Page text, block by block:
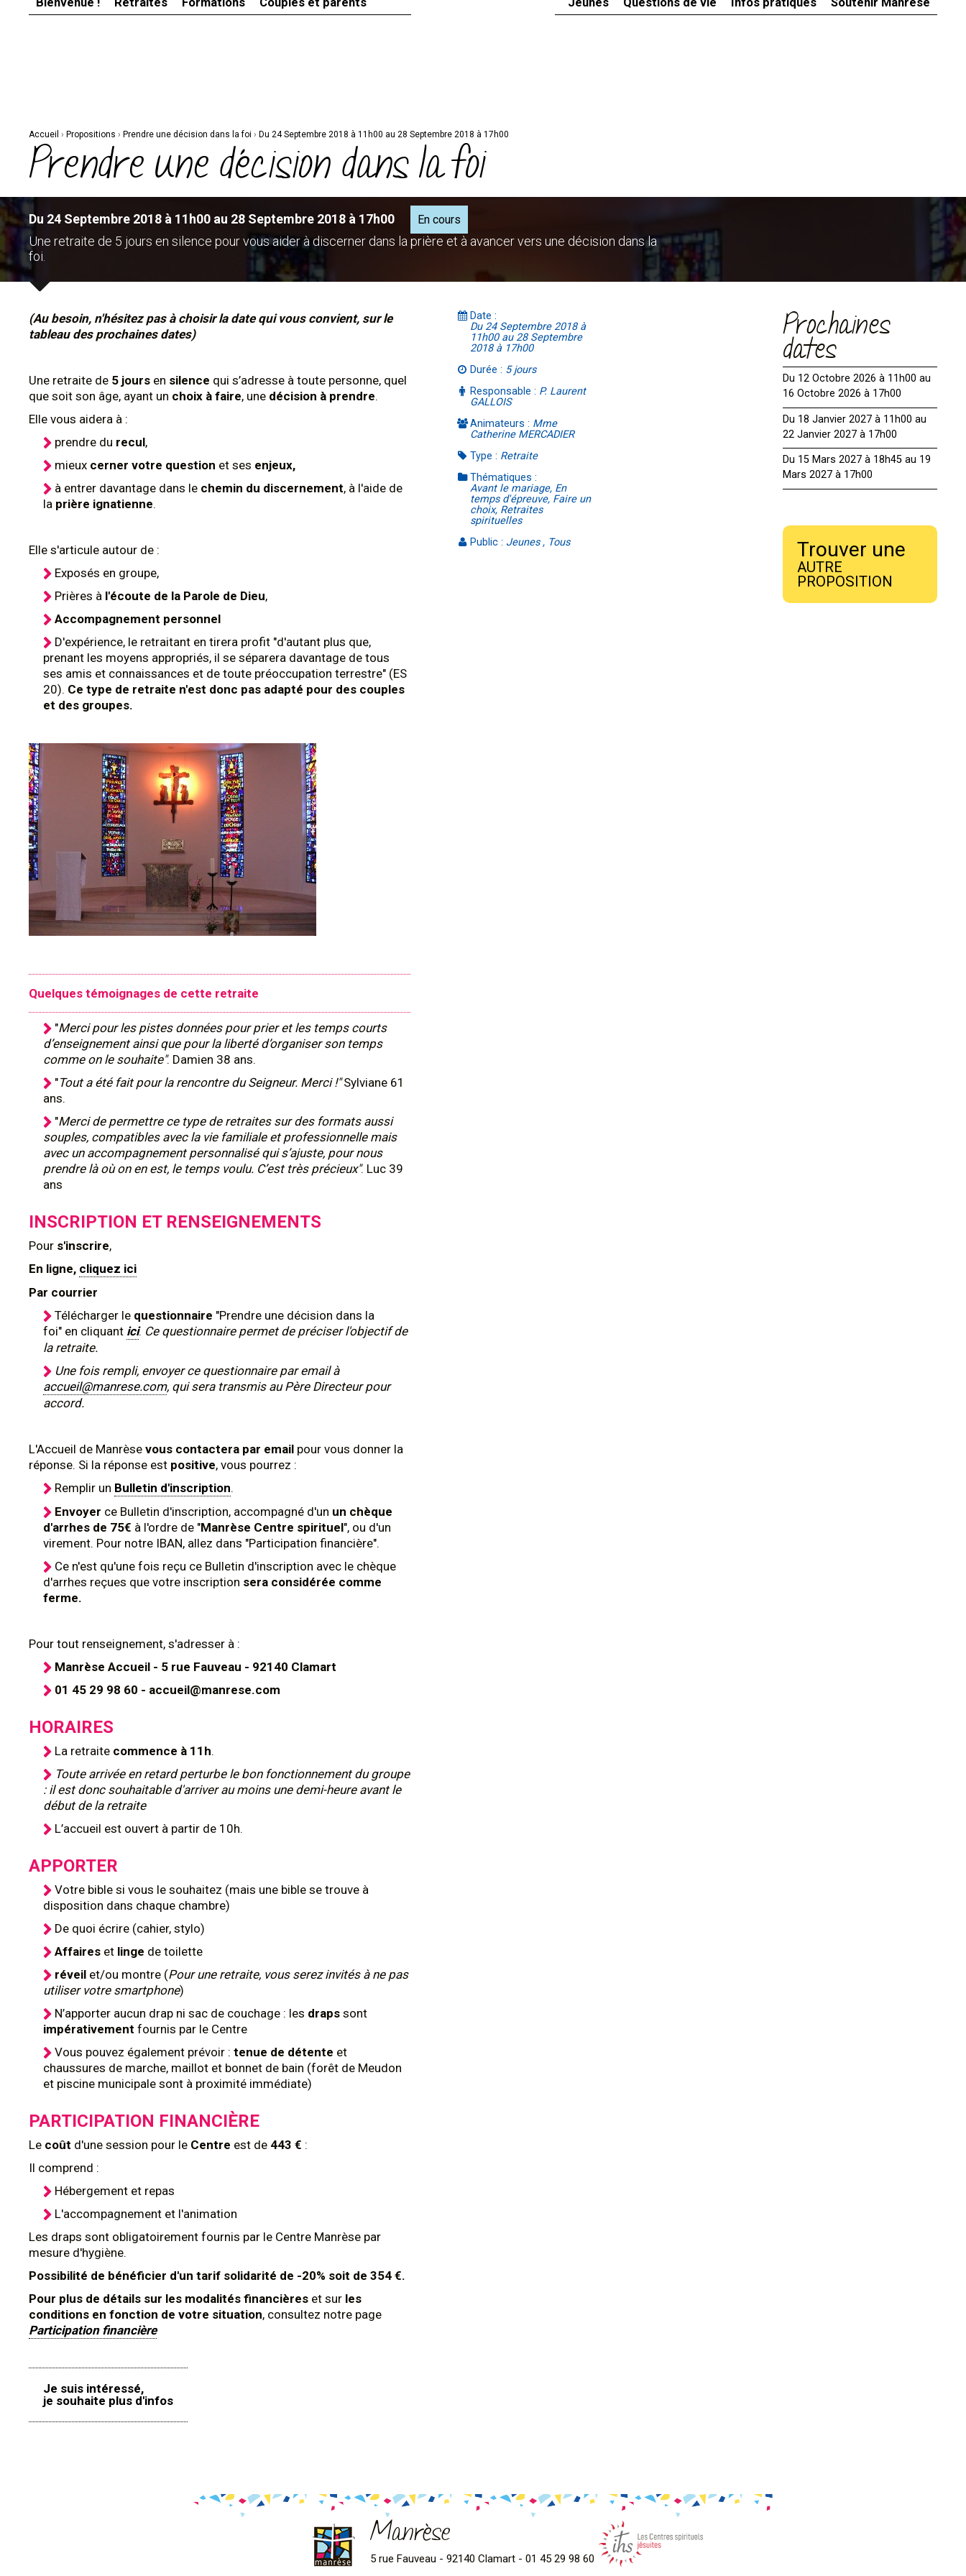
Accueil › Propositions › Prendre une décision dans la foi › Du 24 Septembre 2018 à 11h00 au 28 Septembre 2018 à 17h00
Prendre une décision dans la foi
Du 24 Septembre 2018 à 11h00 au 28 Septembre 2018 à 17h00 En cours
Une retraite de 5 jours en silence pour vous aider à discerner dans la prière et à avancer vers une décision dans la
foi.
(Au besoin, n'hésitez pas à choisir la date qui vous convient, sur le
tableau des prochaines dates)
Une retraite de 5 jours en silence qui s’adresse à toute personne, quel
que soit son âge, ayant un choix à faire, une décision à prendre.
Elle vous aidera à :
prendre du recul,
mieux cerner votre question et ses enjeux,
à entrer davantage dans le chemin du discernement, à l'aide de
la prière ignatienne.
Elle s'articule autour de :
Exposés en groupe,
Prières à l'écoute de la Parole de Dieu,
Accompagnement personnel
D'expérience, le retraitant en tirera profit "d'autant plus que,
prenant les moyens appropriés, il se séparera davantage de tous
ses amis et connaissances et de toute préoccupation terrestre" (ES
20). Ce type de retraite n'est donc pas adapté pour des couples
et des groupes.
Quelques témoignages de cette retraite
"Merci pour les pistes données pour prier et les temps courts
d’enseignement ainsi que pour la liberté d’organiser son temps
comme on le souhaite". Damien 38 ans.
"Tout a été fait pour la rencontre du Seigneur. Merci !"Sylviane 61
ans.
"Merci de permettre ce type de retraites sur des formats aussi
souples, compatibles avec la vie familiale et professionnelle mais
avec un accompagnement personnalisé qui s’ajuste, pour nous
prendre là où on en est, le temps voulu. C’est très précieux". Luc 39
ans
INSCRIPTION ET RENSEIGNEMENTS
Pour s'inscrire,
En ligne, cliquez ici
Par courrier
Télécharger le questionnaire "Prendre une décision dans la
foi" en cliquant ici. Ce questionnaire permet de préciser l'objectif de
la retraite.
Une fois rempli, envoyer ce questionnaire par email à
accueil@manrese.com, qui sera transmis au Père Directeur pour
accord.
L'Accueil de Manrèse vous contactera par email pour vous donner la
réponse. Si la réponse est positive, vous pourrez :
Remplir un Bulletin d'inscription.
Envoyer ce Bulletin d'inscription, accompagné d'un un chèque
d'arrhes de 75€ à l'ordre de "Manrèse Centre spirituel", ou d'un
virement. Pour notre IBAN, allez dans "Participation financière".
Ce n'est qu'une fois reçu ce Bulletin d'inscription avec le chèque
d'arrhes reçues que votre inscription sera considérée comme
ferme.
Pour tout renseignement, s'adresser à :
Manrèse Accueil - 5 rue Fauveau - 92140 Clamart
01 45 29 98 60 - accueil@manrese.com
HORAIRES
La retraite commence à 11h.
Toute arrivée en retard perturbe le bon fonctionnement du groupe
: il est donc souhaitable d'arriver au moins une demi-heure avant le
début de la retraite
L’accueil est ouvert à partir de 10h.
APPORTER
Votre bible si vous le souhaitez (mais une bible se trouve à
disposition dans chaque chambre)
De quoi écrire (cahier, stylo)
Affaires et linge de toilette
réveil et/ou montre (Pour une retraite, vous serez invités à ne pas
utiliser votre smartphone)
N’apporter aucun drap ni sac de couchage : les draps sont
impérativement fournis par le Centre
Vous pouvez également prévoir : tenue de détente et
chaussures de marche, maillot et bonnet de bain (forêt de Meudon
et piscine municipale sont à proximité immédiate)
PARTICIPATION FINANCIÈRE
Le coût d'une session pour le Centre est de 443 € :
Il comprend :
Hébergement et repas
L'accompagnement et l'animation
Les draps sont obligatoirement fournis par le Centre Manrèse par
mesure d'hygiène.
Possibilité de bénéficier d'un tarif solidarité de -20% soit de 354 €.
Pour plus de détails sur les modalités financières et sur les
conditions en fonction de votre situation, consultez notre page
Participation financière
Je suis intéressé,
je souhaite plus d'infos
Date :
Du 24 Septembre 2018 à
11h00 au 28 Septembre
2018 à 17h00
Durée : 5 jours
Responsable : P. Laurent
GALLOIS
Animateurs : Mme
Catherine MERCADIER
Type : Retraite
Thématiques :
Avant le mariage, En
temps d'épreuve, Faire un
choix, Retraites
spirituelles
Public : Jeunes , Tous
Prochaines
dates
Du 12 Octobre 2026 à 11h00 au
16 Octobre 2026 à 17h00
Du 18 Janvier 2027 à 11h00 au
22 Janvier 2027 à 17h00
Du 15 Mars 2027 à 18h45 au 19
Mars 2027 à 17h00
Trouver une
AUTRE
PROPOSITION
Manrèse
5 rue Fauveau - 92140 Clamart - 01 45 29 98 60